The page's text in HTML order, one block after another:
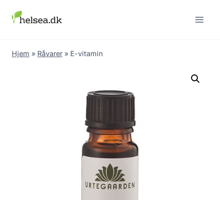
Hjem » Råvarer » E-vitamin